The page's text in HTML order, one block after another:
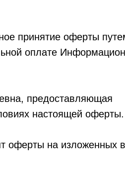
принятие оферты
оплате
предоставляющая
настоящей оферты.
оферты на изложенных